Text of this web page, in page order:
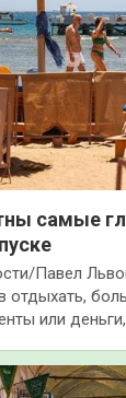
самые
Павел
отдыхать,
или